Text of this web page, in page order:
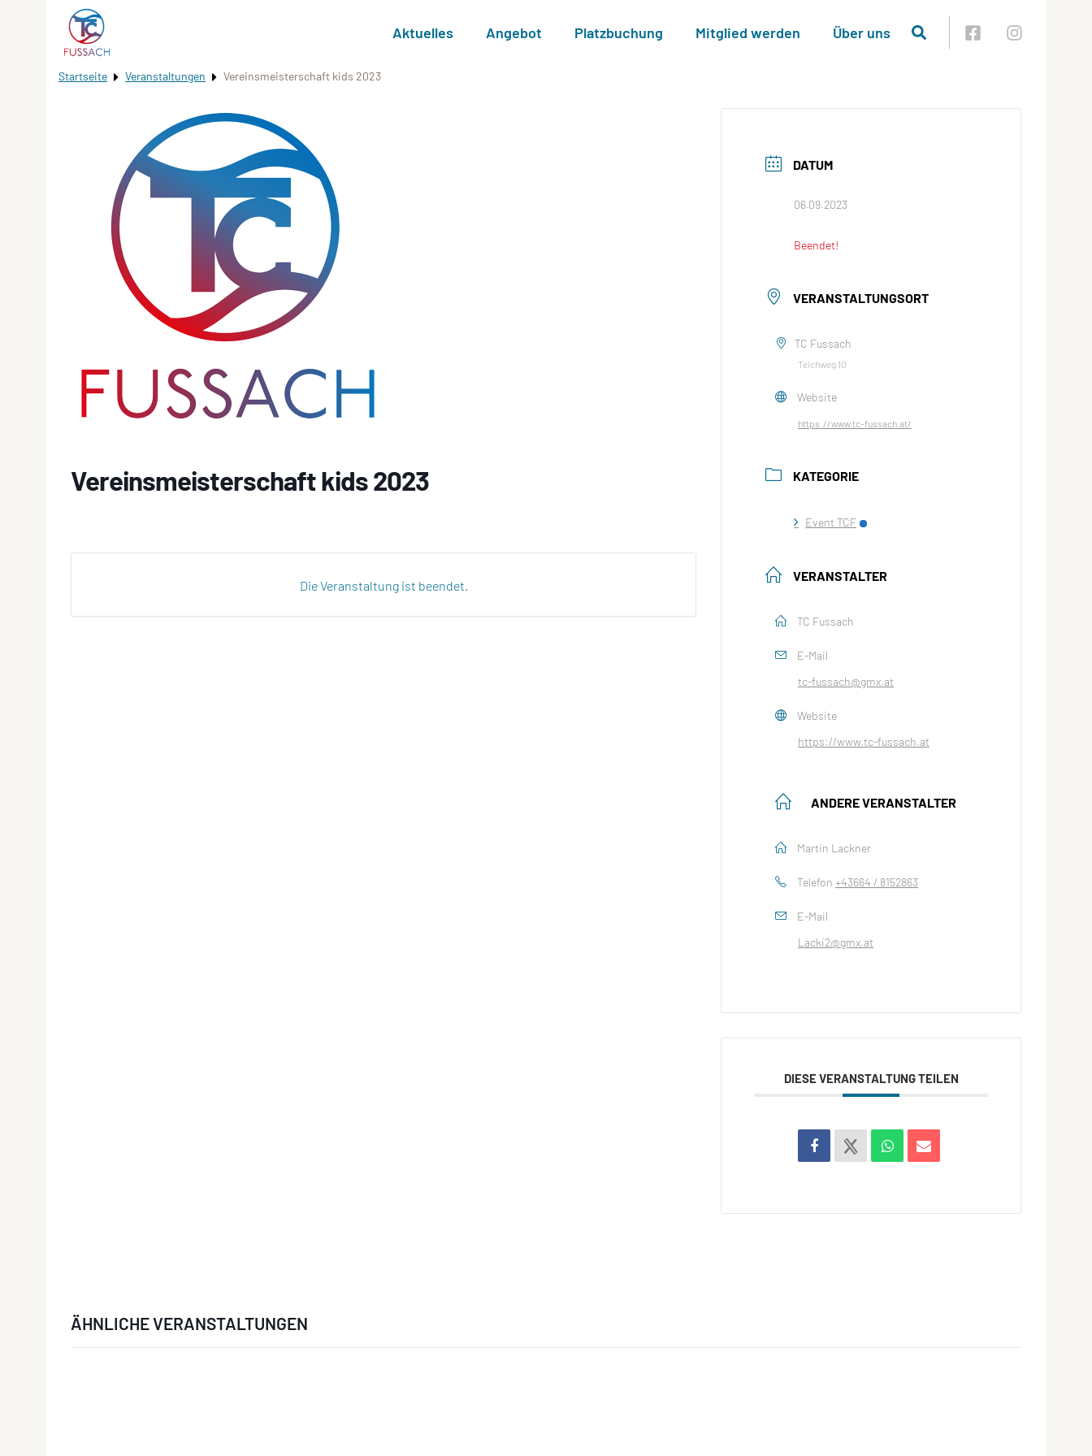
Aktuelles Angebot Platzbuchung Mitglied werden Über uns
Startseite Veranstaltungen Vereinsmeisterschaft kids 2023
Vereinsmeisterschaft kids 2023
Die Veranstaltung ist beendet.
DATUM
06.09.2023
Beendet!
VERANSTALTUNGSORT
TC Fussach
Teichweg 10
Website
https://www.tc-fussach.at/
KATEGORIE
Event TCF
VERANSTALTER
TC Fussach
E-Mail
tc-fussach@gmx.at
Website
https://www.tc-fussach.at
ANDERE VERANSTALTER
Martin Lackner
Telefon +43664 / 8152863
E-Mail
Lacki2@gmx.at
DIESE VERANSTALTUNG TEILEN
ÄHNLICHE VERANSTALTUNGEN